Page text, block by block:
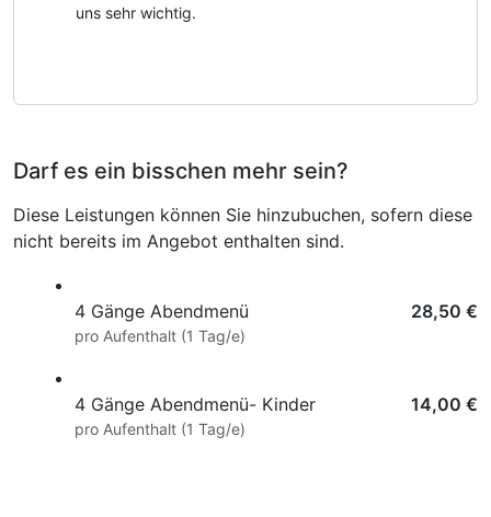
1x Eintritt in das Spa- und Fitnessressort
Erdoberfläche, mit romantischer Überfahrt über den
klassischer Musik, ein unvergessliches Erlebnis...
Inklusive freier Nutzung des hauseigenen
Hallenbades.
inklusive flauschiger Bademäntel, Saunatücher und
Informationsmaterial über die Umgebung.
Alle Gutscheine bekommen Sie am Anreisetag vom
Hotel ausgehändigt und stehen Ihnen zur freien
uns sehr wichtig.
Darf es ein bisschen mehr sein?
Diese Leistungen können Sie hinzubuchen, sofern diese
nicht bereits im Angebot enthalten sind.
4 Gänge Abendmenü 28,50 €
pro Aufenthalt (1 Tag/e)
4 Gänge Abendmenü- Kinder 14,00 €
pro Aufenthalt (1 Tag/e)